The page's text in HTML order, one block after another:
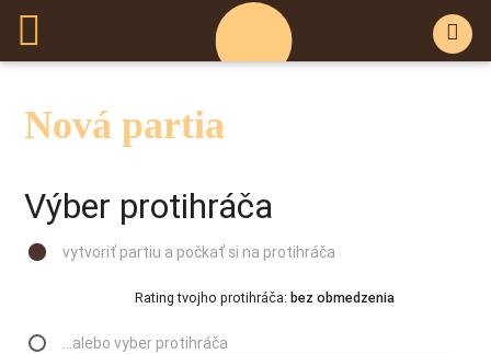
Nová partia
Výber protihráča
vytvoriť partiu a počkať si na protihráča
Rating tvojho protihráča: bez obmedzenia
...alebo vyber protihráča